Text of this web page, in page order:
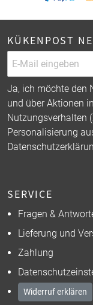
KÜKENPOST
Ja, ich möchte den
und über Aktionen
Nutzungsverhalten
Personalisierung
SERVICE
Fragen &
Lieferung und
Zahlung
Widerruf erklären